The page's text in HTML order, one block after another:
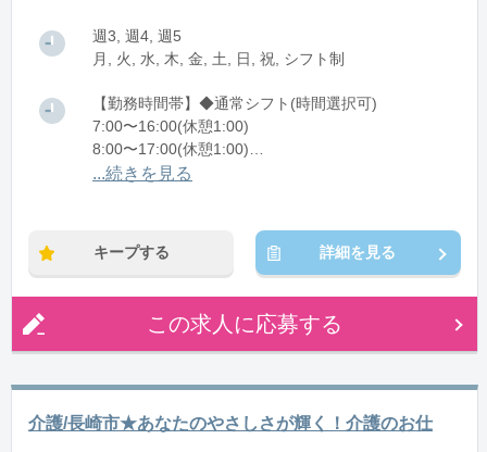
週3, 週4, 週5
月, 火, 水, 木, 金, 土, 日, 祝, シフト制
【勤務時間帯】◆通常シフト(時間選択可)
7:00〜16:00(休憩1:00)
8:00〜17:00(休憩1:00)
12:00〜21:00(休憩1:00)
...続きを見る
キープする 詳細を見る
この求人に応募する
介護/長崎市★あなたのやさしさが輝く！介護のお仕